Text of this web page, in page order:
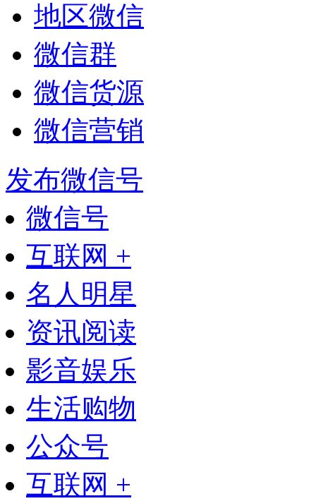
地区微信
微信群
微信货源
微信营销
发布微信号
微信号
互联网 +
名人明星
资讯阅读
影音娱乐
生活购物
公众号
互联网 +